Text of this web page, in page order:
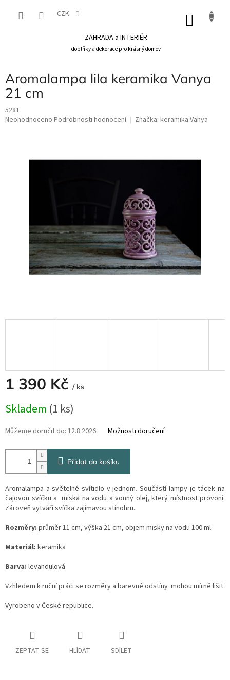
CZK
ZAHRADA a INTERIÉR
doplňky a dekorace pro krásný domov
Aromalampa lila keramika Vanya
21 cm
5281
Průměrné
Neohodnoceno Podrobnosti hodnocení Značka: keramika Vanya
1 390 Kč / ks
cena:
Skladem (1 ks)
Můžeme doručit do: 12.8.2026 Možnosti doručení
Přidat do košíku
Aromalampa a světelné svítidlo v jednom. Součástí lampy je tácek na
čajovou svíčku a miska na vodu a vonný olej, který místnost provoní.
Zároveň vytváří svíčka zajímavou stínohru.
Rozměry: průměr 11 cm, výška 21 cm, objem misky na vodu 100 ml
Materiál: keramika
Barva: levandulová
Vzhledem k ruční práci se rozměry a barevné odstíny mohou mírně lišit.
Vyrobeno v České republice.
ZEPTAT SE HLÍDAT SDÍLET